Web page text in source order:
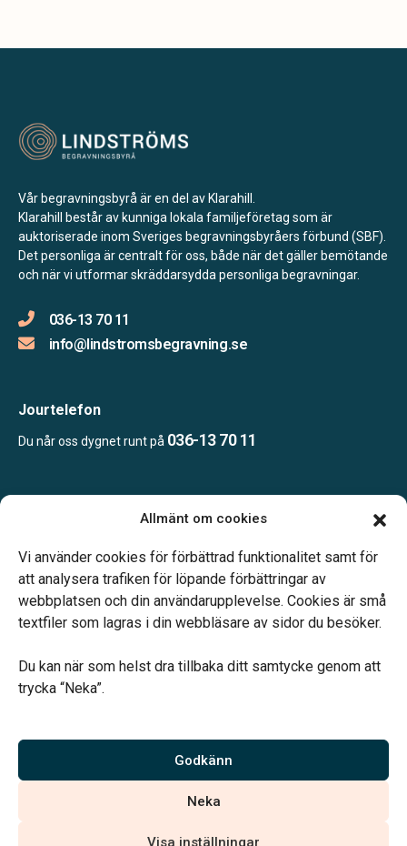
Allmänt om cookies
Vi använder cookies för förbättrad funktionalitet samt för
att analysera trafiken för löpande förbättringar av
webbplatsen och din användarupplevelse. Cookies är små
textfiler som lagras i din webbläsare av sidor du besöker.
Du kan när som helst dra tillbaka ditt samtycke genom att
trycka “Neka”.
Godkänn
Neka
Visa inställningar
Vår begravningsbyrå är en del av Klarahill.
Klarahill består av kunniga lokala familjeföretag som är
auktoriserade inom Sveriges begravningsbyråers förbund (SBF).
Det personliga är centralt för oss, både när det gäller bemötande
och när vi utformar skräddarsydda personliga begravningar.
036-13 70 11
info@lindstromsbegravning.se
Jourtelefon
Du når oss dygnet runt på 036-13 70 11
Telefonjour dygnet runt.
Vårt systerbolag Verahill hjälper dig med familjejuridiken –
Vi är auktoriserade av Sveriges Begravningsbyråers Förbund och
har högt ställda krav på utbildning, kvalitet, miljö och arbetsmiljö.